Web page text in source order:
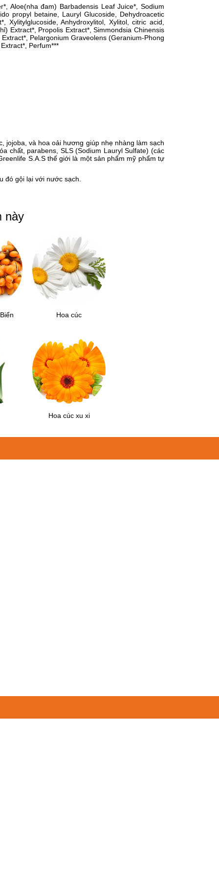
Aloe(nha đam) Barbadensis Leaf Juice*, Sodium
propyl betaine, Lauryl Glucoside, Dehydroacetic
Xylitylglucoside, Anhydroxylitol, Xylitol, citric acid,
Extract*, Propolis Extract*, Simmondsia Chinensis
Pelargonium Graveolens (Geranium-Phong
Perfum***
jojoba, và hoa oải hương giúp nhẹ nhàng làm sạch
chất, parabens, SLS (Sodium Lauryl Sulfate) (các
S.A.S thế giới là một sản phẩm mỹ phẩm tự
đó gội lại với nước sạch.
này
Hoa cúc
Hoa cúc xu xi